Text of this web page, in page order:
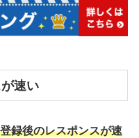
速い
登録後のレスポンスが速